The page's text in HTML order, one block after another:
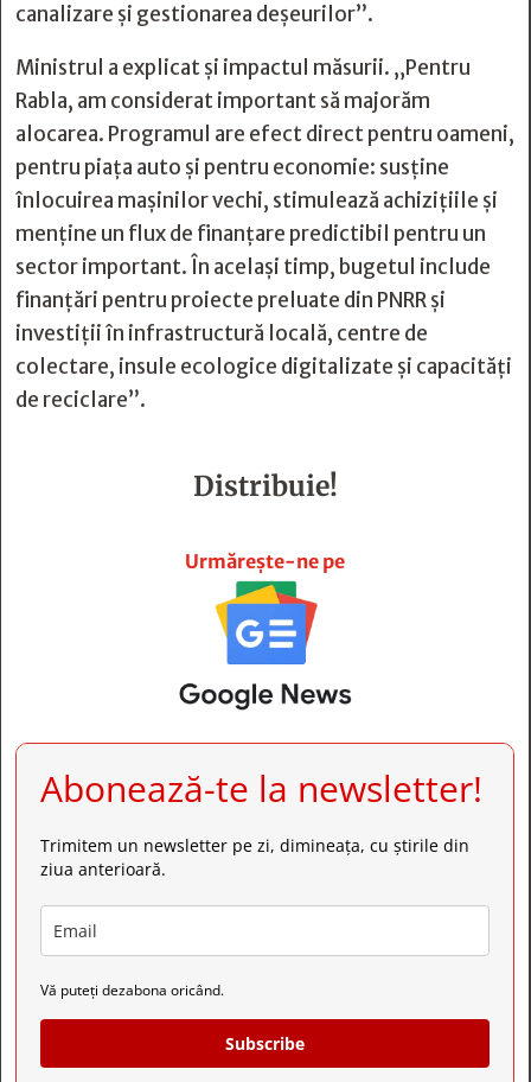
canalizare și gestionarea deșeurilor”.
Ministrul a explicat și impactul măsurii. „Pentru
Rabla, am considerat important să majorăm
alocarea. Programul are efect direct pentru oameni,
pentru piața auto și pentru economie: susține
înlocuirea mașinilor vechi, stimulează achizițiile și
menține un flux de finanțare predictibil pentru un
sector important. În același timp, bugetul include
finanțări pentru proiecte preluate din PNRR și
investiții în infrastructură locală, centre de
colectare, insule ecologice digitalizate și capacități
de reciclare”.
Distribuie!
Urmărește-ne pe
Abonează-te la newsletter!
Trimitem un newsletter pe zi, dimineața, cu știrile din
ziua anterioară.
Vă puteți dezabona oricând.
Subscribe